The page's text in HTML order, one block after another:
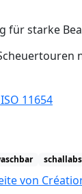
für starke
11654
von